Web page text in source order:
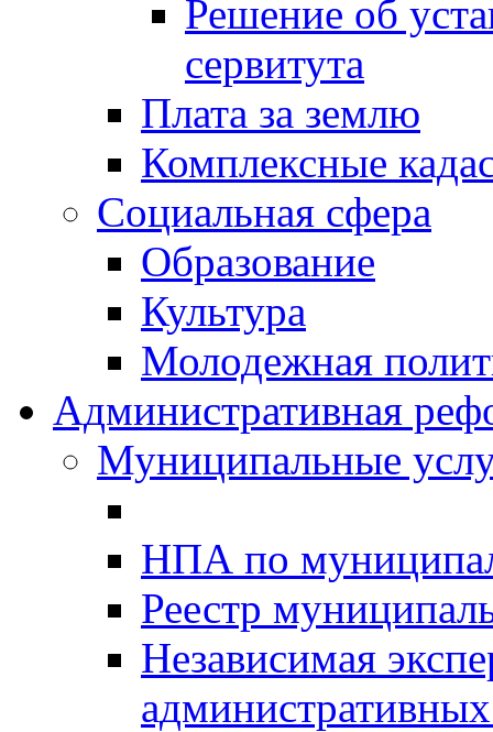
Решение об
сервитута
Плата за землю
Комплексные
Социальная сфера
Образование
Культура
Молодежная
Административная
Муниципальные
НПА по
Реестр
Независимая